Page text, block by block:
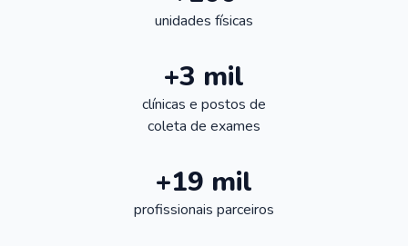
unidades físicas
+3 mil
clínicas e postos de
coleta de exames
+19 mil
profissionais parceiros